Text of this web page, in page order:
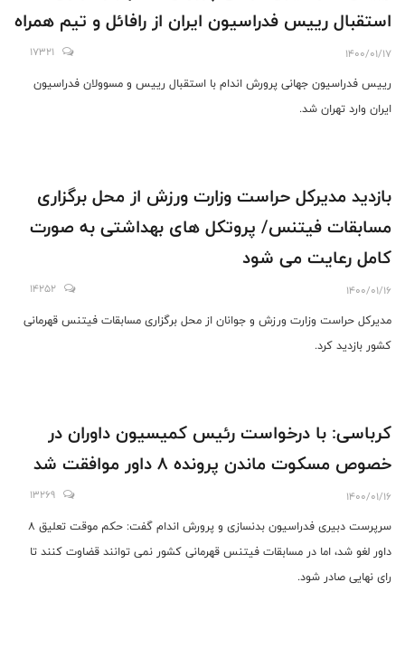
استقبال رییس فدراسیون ایران از رافائل و تیم همراه
1400/01/17
17321
رییس فدراسیون جهانی پرورش اندام با استقبال رییس و مسوولان فدراسیون
ایران وارد تهران شد.
بازدید مدیرکل حراست وزارت ورزش از محل برگزاری
مسابقات فیتنس/ پروتکل های بهداشتی به صورت
کامل رعایت می شود
1400/01/16
14252
مدیرکل حراست وزارت ورزش و جوانان از محل برگزاری مسابقات فیتنس قهرمانی
کشور بازدید کرد.
کرباسی: با درخواست رئیس کمیسیون داوران در
خصوص مسکوت ماندن پرونده 8 داور موافقت شد
1400/01/16
13269
سرپرست دبیری فدراسیون بدنسازی و پرورش اندام گفت: حکم موقت تعلیق 8
داور لغو شد، اما در مسابقات فیتنس قهرمانی کشور نمی توانند قضاوت کنند تا
رای نهایی صادر شود.